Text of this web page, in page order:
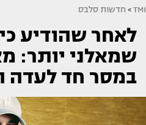
TMI
> חדשות סלבס
לאחר שהודיע
שמאלני יותר:
במסר חד לעדה